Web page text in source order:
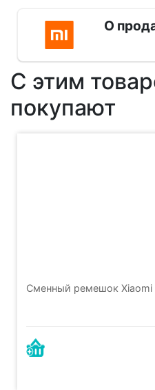
О
С этим
покупают
Сменный ремешок Xiaomi